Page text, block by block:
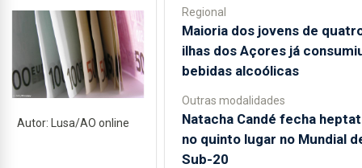
Autor: Lusa/AO online
Regional
Maioria dos jovens de
ilhas dos Açores já
bebidas alcoólicas
Outras modalidades
Natacha Candé fecha
no quinto lugar no Mundial
Sub-20